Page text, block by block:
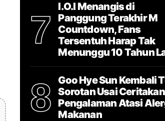
7
I.O.I Menangis di
Panggung Terakhir M
Countdown, Fans
Tersentuh Harap Tak
Menunggu 10 Tahun
8
Goo Hye Sun Kembali
Sorotan Usai Ceritakan
Pengalaman Atasi
Makanan